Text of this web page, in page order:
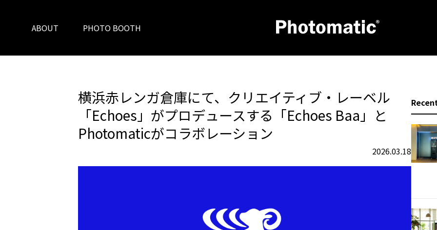
ABOUT PHOTO BOOTH
横浜赤レンガ倉庫にて、クリエイティブ・レーベル
「Echoes」がプロデュースする「Echoes Baa」と
Photomaticがコラボレーション
2026.03.18